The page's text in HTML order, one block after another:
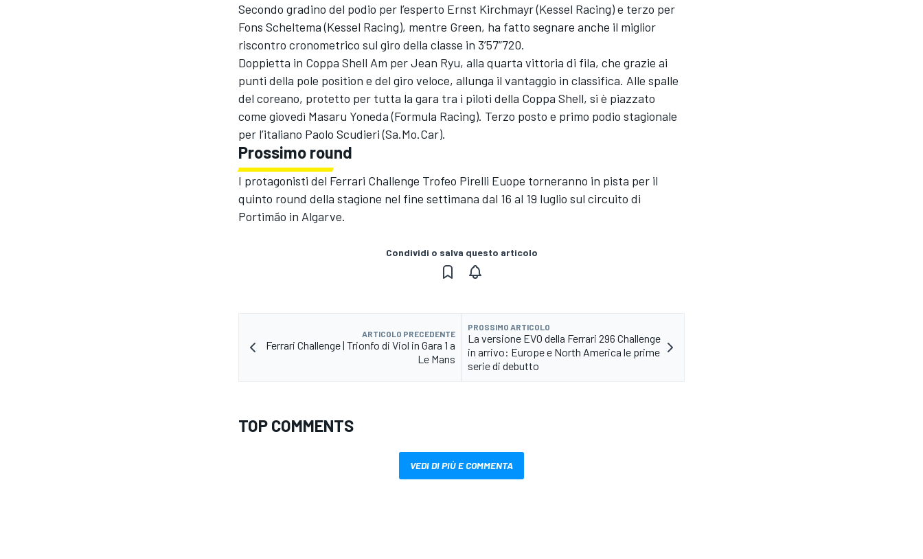
Secondo gradino del podio per l’esperto Ernst Kirchmayr (Kessel Racing) e terzo per
Fons Scheltema (Kessel Racing), mentre Green, ha fatto segnare anche il miglior
riscontro cronometrico sul giro della classe in 3’57”720.
Doppietta in Coppa Shell Am per Jean Ryu, alla quarta vittoria di fila, che grazie ai
punti della pole position e del giro veloce, allunga il vantaggio in classifica. Alle spalle
del coreano, protetto per tutta la gara tra i piloti della Coppa Shell, si è piazzato
come giovedì Masaru Yoneda (Formula Racing). Terzo posto e primo podio stagionale
per l’italiano Paolo Scudieri (Sa.Mo.Car).
Prossimo round
I protagonisti del Ferrari Challenge Trofeo Pirelli Euope torneranno in pista per il
quinto round della stagione nel fine settimana dal 16 al 19 luglio sul circuito di
Portimão in Algarve.
Condividi o salva questo articolo
ARTICOLO PRECEDENTE
Ferrari Challenge | Trionfo di Viol in Gara 1 a
Le Mans
PROSSIMO ARTICOLO
La versione EVO della Ferrari 296 Challenge
in arrivo: Europe e North America le prime
serie di debutto
TOP COMMENTS
VEDI DI PIÙ E COMMENTA